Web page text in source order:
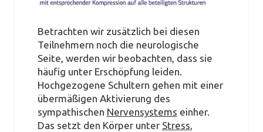
Betrachten wir zusätzlich bei diesen
Teilnehmern noch die neurologische
Seite, werden wir beobachten, dass sie
häufig unter Erschöpfung leiden.
Hochgezogene Schultern gehen mit einer
übermäßigen Aktivierung des
sympathischen Nervensystems einher.
Das setzt den Körper unter Stress,